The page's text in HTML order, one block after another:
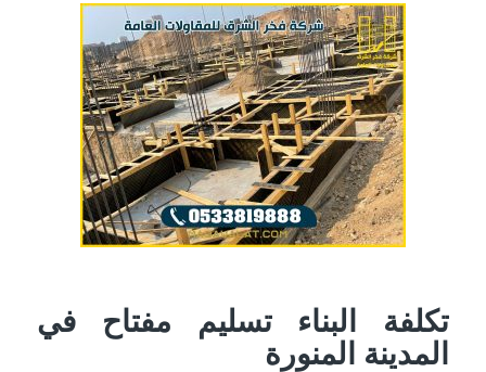
تكلفة البناء تسليم مفتاح في
المدينة المنورة